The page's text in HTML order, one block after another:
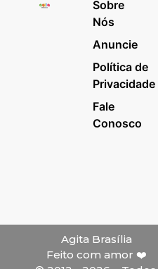
Sobre
Nós
Anuncie
Política de
Privacidade
Fale
Conosco
Agita Brasília
Feito com amor ❤️